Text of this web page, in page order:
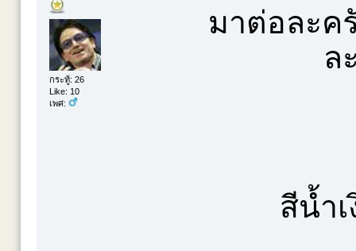
กระทู้: 26
Like: 10
เพศ:
มาต่อละค
ล
สีน้ำ